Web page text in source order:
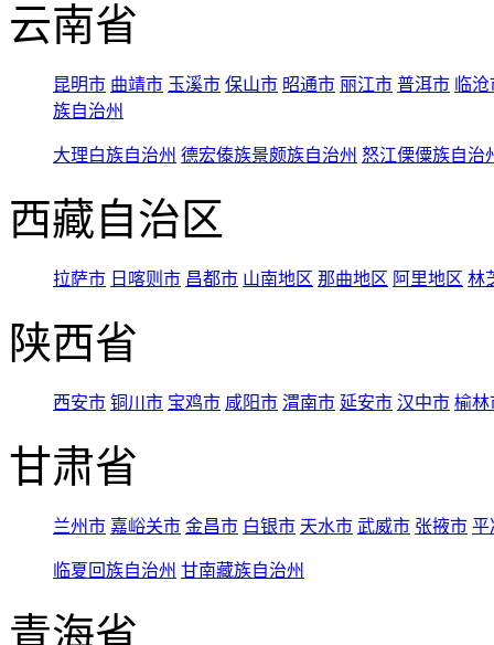
云南省
昆明市 曲靖市 玉溪市 保山市 昭通市 丽江市 普洱市 临
族自治州
大理白族自治州 德宏傣族景颇族自治州 怒江傈僳族自治
西藏自治区
拉萨市 日喀则市 昌都市 山南地区 那曲地区 阿里地区 林
陕西省
西安市 铜川市 宝鸡市 咸阳市 渭南市 延安市 汉中市 榆林
甘肃省
兰州市 嘉峪关市 金昌市 白银市 天水市 武威市 张掖市 平
临夏回族自治州 甘南藏族自治州
青海省